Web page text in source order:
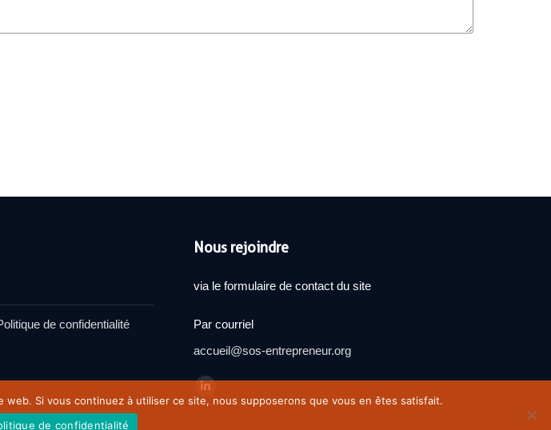
de confidentialité
Nous rejoindre
via le formulaire de contact du site
Par courriel
accueil@sos-entrepreneur.org
Trouvez nous sur :
La
Si vous continuez à utiliser ce site, nous supposerons que vous en êtes satisfait.
de confidentialité